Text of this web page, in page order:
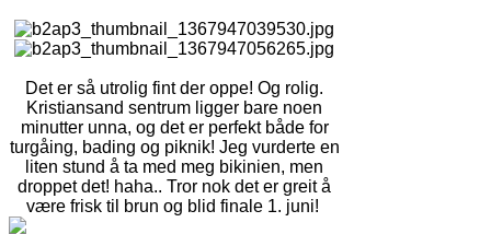
Det er så utrolig fint der oppe! Og rolig.
Kristiansand sentrum ligger bare noen
minutter unna, og det er perfekt både for
turgåing, bading og piknik! Jeg vurderte en
liten stund å ta med meg bikinien, men
droppet det! haha.. Tror nok det er greit å
være frisk til brun og blid finale 1. juni!